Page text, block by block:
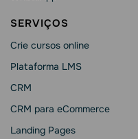
SERVIÇOS
Crie cursos online
Plataforma LMS
CRM
CRM para eCommerce
Landing Pages